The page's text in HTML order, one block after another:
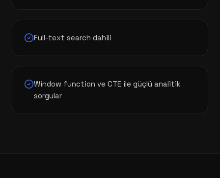
Full-text search dahili
Window function ve CTE ile güçlü analitik
sorgular